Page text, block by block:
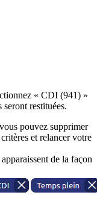
« CDI (941) »
restituées.
pouvez supprimer
et relancer votre
de la façon